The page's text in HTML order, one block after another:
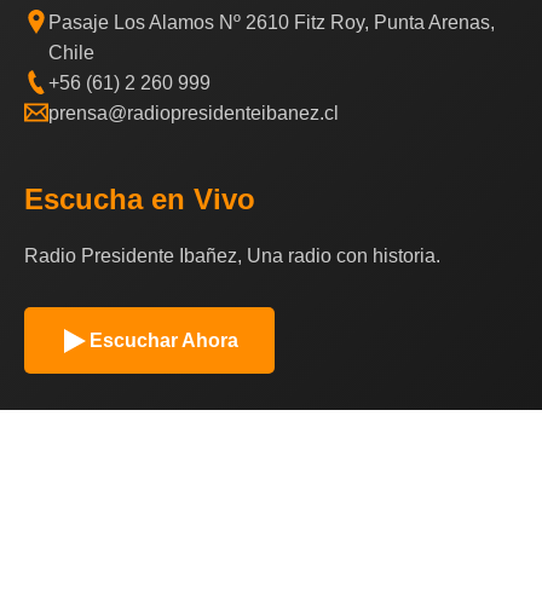
Pasaje Los Alamos Nº 2610 Fitz Roy, Punta Arenas,
Chile
+56 (61) 2 260 999
prensa@radiopresidenteibanez.cl
Escucha en Vivo
Radio Presidente Ibañez, Una radio con historia.
Escuchar Ahora